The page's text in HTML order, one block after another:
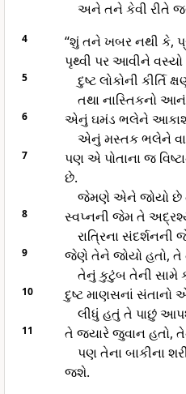
અને તને કેવી રીતે
4
“શું તને ખબર નથી કે,
પૃથ્વી પર આવીને વસ્યો
5
દુષ્ટ લોકોની કીર્તિ
તથા નાસ્તિકનો
6
એનું ઘમંડ ભલેને
એનું મસ્તક ભલેને
7
પણ એ પોતાના જ
છે.
જેમણે એને જોયો છે
8
સ્વપ્નની જેમ તે
રાત્રિના
9
જેણે તેને જોયો હતો, તે
તેનું કુટુંબ તેની સામે
10
દુષ્ટ માણસનાં સંતાનો
લીધું હતું તે પાછું
11
તે જ્યારે જુવાન હતો,
પણ તેના બાકીના
જશે.